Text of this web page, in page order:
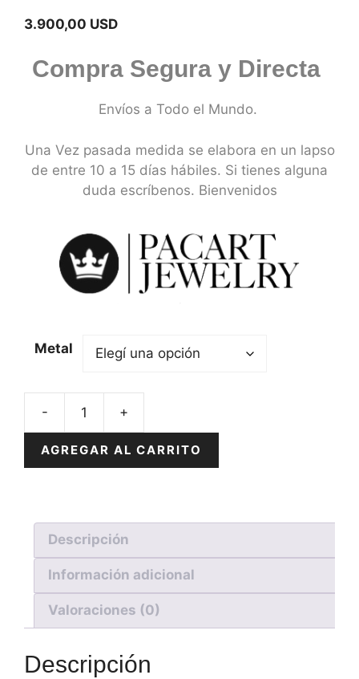
3.900,00 USD
Compra Segura y Directa
Envíos a Todo el Mundo.
Una Vez pasada medida se elabora en un lapso
de entre 10 a 15 días hábiles. Si tienes alguna
duda escríbenos. Bienvenidos
Metal
Hombres
Lions
Kings
Tribal
con
Central
AGREGAR AL CARRITO
Descripción
Información adicional
Valoraciones (0)
Descripción